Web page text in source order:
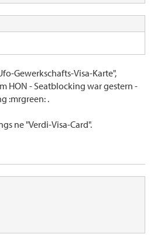
Gewerkschafts-Visa-Karte",
HON - Seatblocking war gestern -
:mrgreen: .
ne "Verdi-Visa-Card".